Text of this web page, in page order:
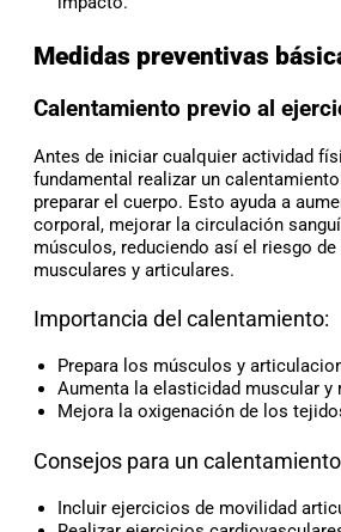
Medidas preventivas
Calentamiento previo al
Antes de iniciar cualquier actividad
fundamental realizar un
preparar el cuerpo. Esto ayuda a
corporal, mejorar la circulación
músculos, reduciendo así el riesgo
musculares y articulares.
Importancia del calentamiento:
Prepara los músculos y
Aumenta la elasticidad muscular y
Mejora la oxigenación de los
Consejos para un
Incluir ejercicios de movilidad